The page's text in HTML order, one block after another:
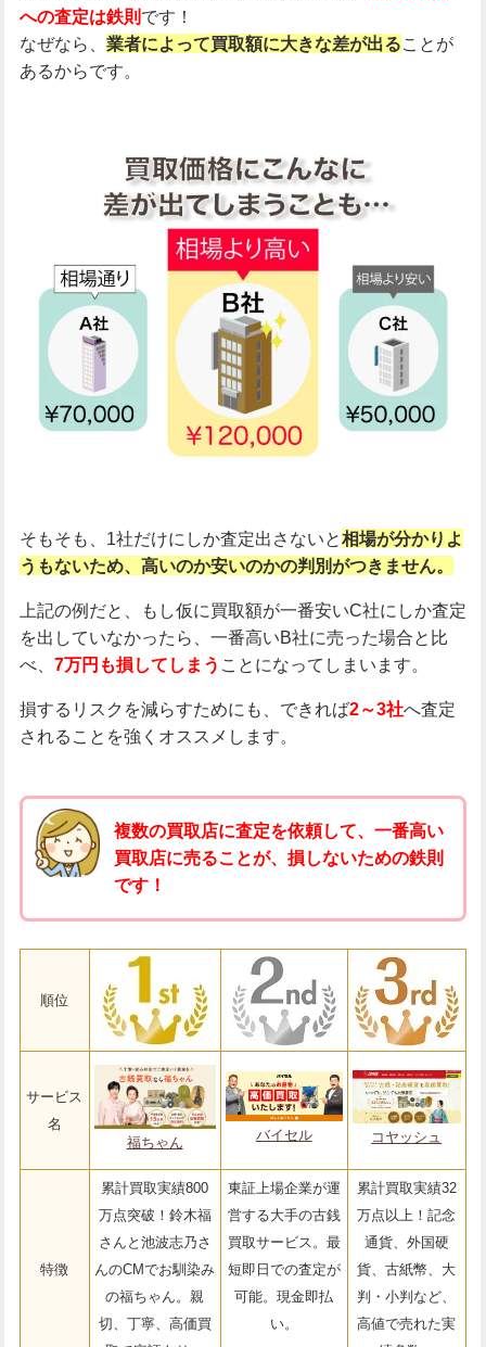
への査定は鉄則 です！
なぜなら、 業者によって買取額に大きな差が出る ことが
あるからです。
そもそも、1社だけにしか査定出さないと相場が分かりよ
うもないため、高いのか安いのかの判別がつきません。
上記の例だと、もし仮に買取額が一番安いC社にしか査定
を出していなかったら、一番高いB社に売った場合と比
べ、 7万円も損してしまう ことになってしまいます。
損するリスクを減らすためにも、できれば2～3社へ査定
されることを強くオススメします。
複数の買取店に査定を依頼して、一番高い
買取店に売ることが、損しないための鉄則
です！
順位
サービス
名
福ちゃん
バイセル コヤッシュ
特徴
累計買取実績800
万点突破！鈴木福
さんと池波志乃さ
んのCMでお馴染み
の福ちゃん。親
切、丁寧、高価買
東証上場企業が運
営する大手の古銭
買取サービス。最
短即日での査定が
可能。現金即払
い。
累計買取実績32
万点以上！記念
通貨、外国硬
貨、古紙幣、大
判・小判など、
高値で売れた実